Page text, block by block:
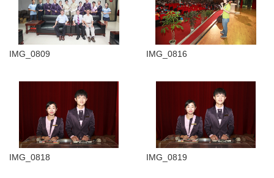
IMG_0809 IMG_0816
IMG_0818 IMG_0819